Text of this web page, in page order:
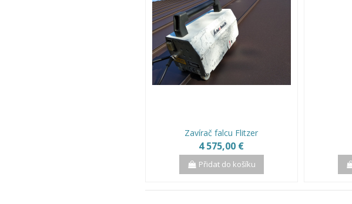
Zavírač falcu Flitzer
4 575,00 €
Přidat do košíku